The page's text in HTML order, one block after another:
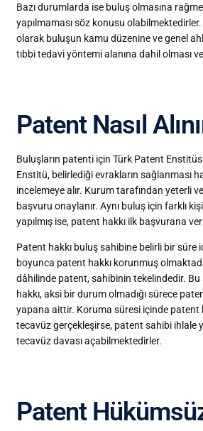
Bazı durumlarda ise buluş olmasına
yapılmaması söz konusu
olarak buluşun kamu düzenine ve genel
tıbbi tedavi yöntemi alanına dahil olması
Patent Nasıl
Buluşların patenti için Türk Patent
Enstitü, belirlediği evrakların sağlanması
incelemeye alır. Kurum tarafından yeterli
başvuru onaylanır. Aynı buluş için farklı
yapılmış ise, patent hakkı ilk başvurana
Patent hakkı buluş sahibine belirli bir süre
boyunca patent hakkı korunmuş
dâhilinde patent, sahibinin tekelindedir. Bu
hakkı, aksi bir durum olmadığı sürece
yapana aittir. Koruma süresi içinde patent
tecavüz gerçekleşirse, patent sahibi ihlale
tecavüz davası açabilmektedirler.
Patent